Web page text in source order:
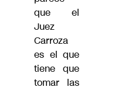
que el
Juez
Carroza
es el que
tiene que
tomar las